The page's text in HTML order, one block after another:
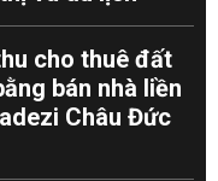
cho thuê đất
bán nhà liền
Châu Đức